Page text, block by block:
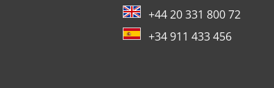
+44 20 331 800 72
+34 911 433 456